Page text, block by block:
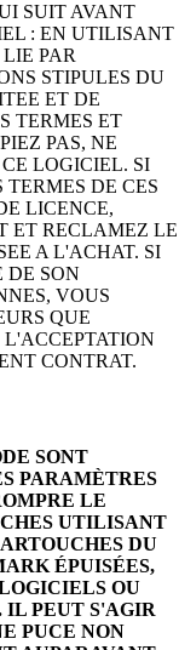
SUIT AVANT
: EN UTILISANT
PAR
STIPULES DU
ET DE
TERMES ET
PAS, NE
LOGICIEL. SI
DE CES
LICENCE,
ET RECLAMEZ LE
A L'ACHAT. SI
DE SON
VOUS
QUE
CONTRAT.
SONT
PARAMÈTRES
LE
UTILISANT
DU
ÉPUISÉES,
OU
IL PEUT S'AGIR
PUCE NON